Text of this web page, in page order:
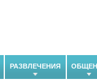
РАЗВЛЕЧЕНИЯ